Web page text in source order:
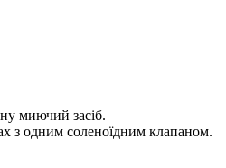
миючий засіб.
з одним соленоїдним клапаном.